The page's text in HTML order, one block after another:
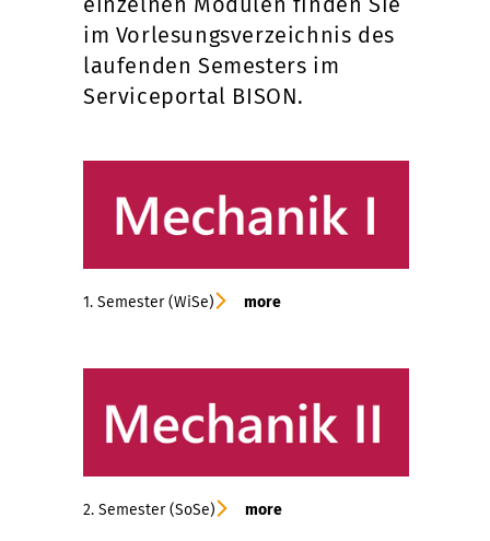
im Vorlesungsverzeichnis des
laufenden Semesters im
Serviceportal BISON.
1. Semester (WiSe) more
2. Semester (SoSe) more